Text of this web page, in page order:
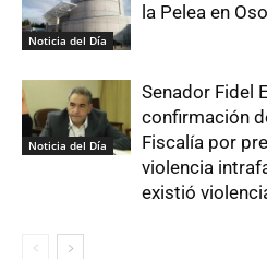
Noticia del Día
la Pelea en
Noticia del Día
Senador Fidel
confirmación
Fiscalía por
violencia
existió